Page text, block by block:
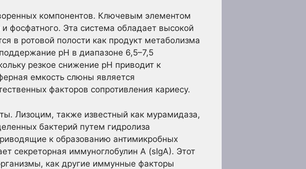
компонентов. Ключевым элементом
фосфатного. Эта система обладает высокой
в ротовой полости как продукт метаболизма
pH в диапазоне 6,5–7,5
резкое снижение pH приводит к
емкость слюны является
факторов сопротивления кариесу.
Лизоцим, также известный как мурамидаза,
бактерий путем гидролиза
к образованию антимикробных
секреторная иммуноглобулин A (sIgA). Этот
как другие иммунные факторы